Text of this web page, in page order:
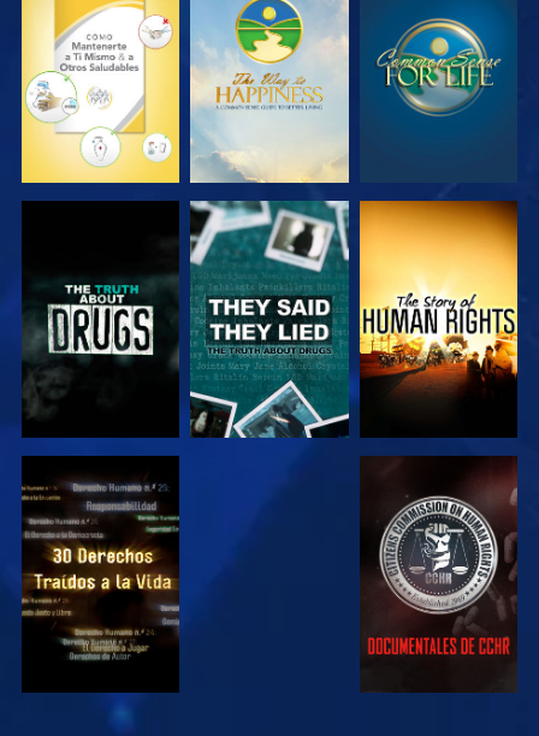
VE VE VE
VE VE
VE VE